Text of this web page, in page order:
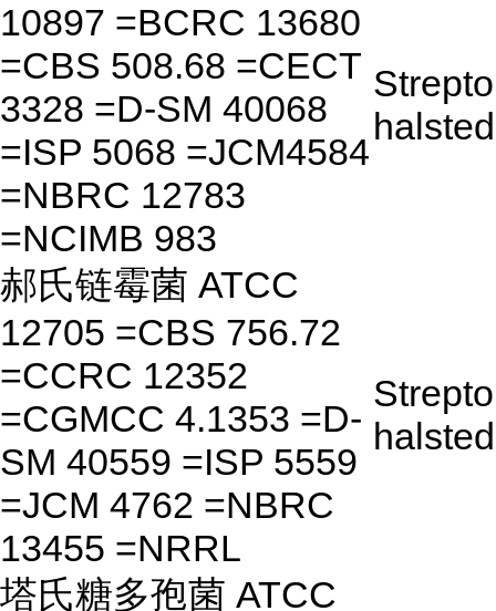
10897 =BCRC 13680
=CBS 508.68 =CECT
3328 =D-SM 40068
=ISP 5068 =JCM4584
=NBRC 12783
=NCIMB 983
郝氏链霉菌 ATCC
12705 =CBS 756.72
=CCRC 12352
=CGMCC 4.1353 =D-
SM 40559 =ISP 5559
=JCM 4762 =NBRC
13455 =NRRL
塔氏糖多孢菌 ATCC